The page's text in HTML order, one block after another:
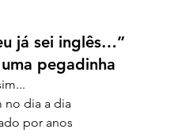
já sei inglês…”
pegadinha
dia a dia
por anos